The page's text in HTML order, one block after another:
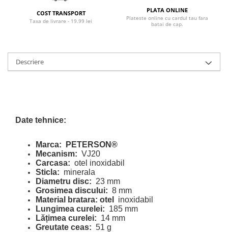
COST TRANSPORT
Taxa de livrare - 19.99 lei
PLATA ONLINE
Plateste online cu cardul tau fara
batai de cap.
Descriere
Date tehnice:
Marca:
PETERSON®
Mecanism: VJ20
Carcasa: otel inoxidabil
Sticla: minerala
Diametru disc: 23 mm
Grosimea discului: 8 mm
Material bratara: otel
inoxidabil
Lungimea curelei: 185 mm
Lățimea curelei: 14 mm
Greutate ceas: 51 g